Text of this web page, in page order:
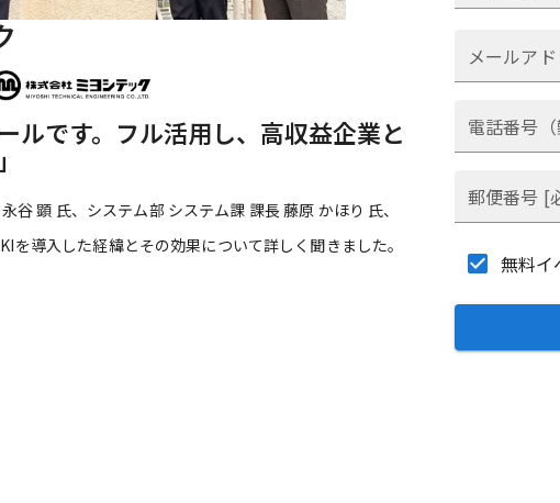
ルです。フル活用し、高収益企業と
谷 顕 氏、システム部 システム課 課長 藤原 かほり 氏、
を導入した経緯とその効果について詳しく聞きました。
メールア
電話番号
郵便番号 [
無料イ